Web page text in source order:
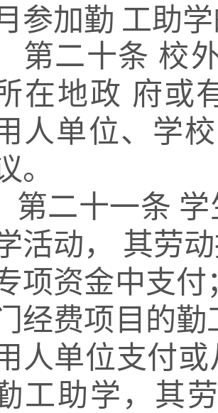
参加勤 工助
第二十条 校
在地政 府或
人单位、学
。
第二十一条 学
活动， 其劳
项资金中支付
经费项目的
人单位支付
工助学，其